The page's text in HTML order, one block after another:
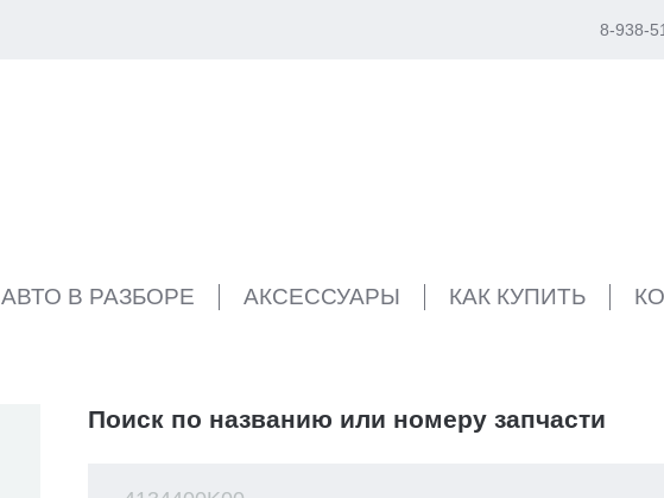
8-938-
АВТО В РАЗБОРЕ АКСЕССУАРЫ КАК КУПИТЬ
Поиск по названию или номеру запчасти